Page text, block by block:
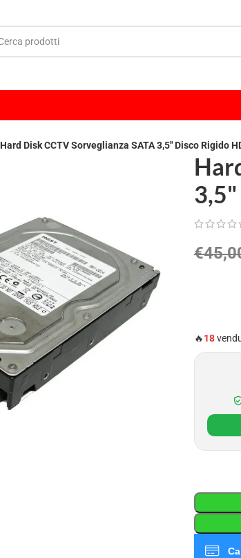
Hard Disk CCTV Sorveglianza SATA 3,5" Disco Rigido
€
🔥18